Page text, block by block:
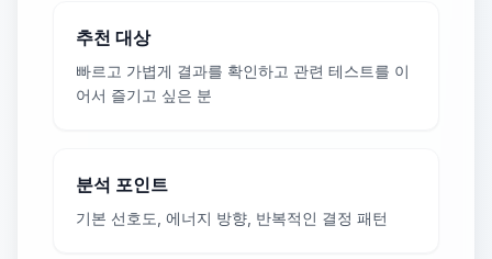
추천 대상
빠르고 가볍게 결과를 확인하고 관련 테스트를 이
어서 즐기고 싶은 분
분석 포인트
기본 선호도, 에너지 방향, 반복적인 결정 패턴